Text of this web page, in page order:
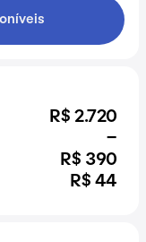
R$ 2.720
-
R$ 390
R$ 44